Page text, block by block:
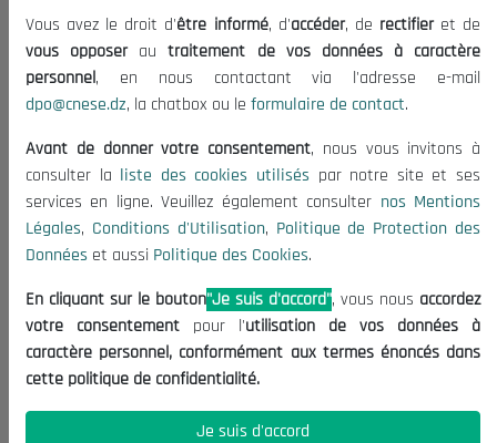
Informations utiles
Appels d'offres et Consultations
Mentions Légales
Conditions d'Utilisation
Politique de Protection des Données
Politique des Cookies
Nous Contacter
(+213) 021 98 01 00|01|02
contact@cnese.dz
Suggestions ou Initiatives ?
Newsletter
dernières nouvelles.
Vous avez le droit d'être informé, d'accéder, de rectifieret de
vous opposerautraitement de vos données à caractère
personnel, en nous contactant via l'adresse e-mail
dpo@cnese.dz, la chatbox ou le formulaire de contact.
Avant de donner votre consentement, nous vous invitons à
consulter la liste des cookies utilisés par notre site et ses
services en ligne. Veuillez également consulter nos Mentions
Légales, Conditions d'Utilisation, Politique de Protection des
Données et aussi Politique des Cookies.
En cliquant sur le bouton"Je suis d'accord", vous nous accordez
votre consentement pour l'utilisation de vos données à
caractère personnel, conformément aux termes énoncés dans
cette politique de confidentialité.
Je suis d'accord